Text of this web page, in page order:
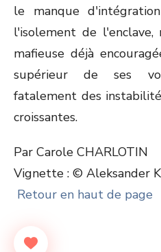
le manque
l'isolement de l'enclave,
mafieuse déjà
supérieur de ses
fatalement des
croissantes.
Par Carole CHARLOTIN
Vignette : © Aleksander
Retour en haut de page